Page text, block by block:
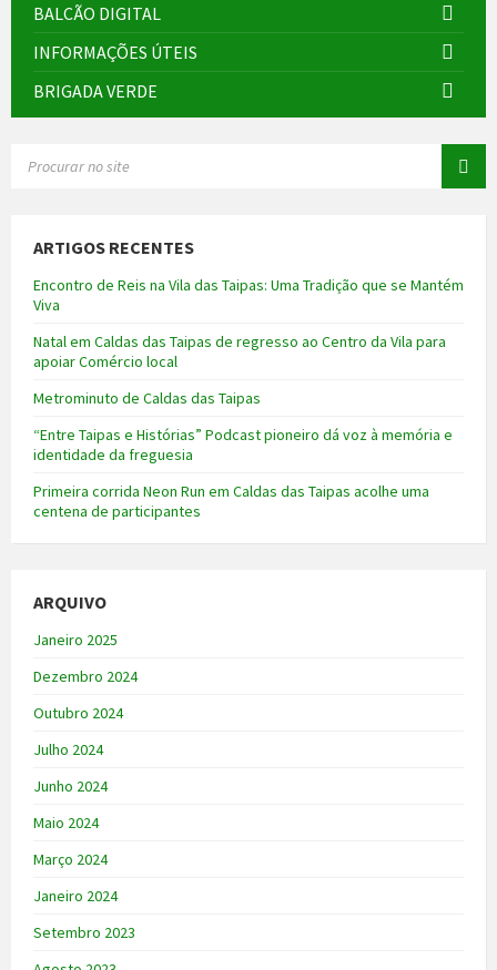
BALCÃO DIGITAL
INFORMAÇÕES ÚTEIS
BRIGADA VERDE
ARTIGOS RECENTES
Encontro de Reis na Vila das Taipas: Uma Tradição que se Mantém
Viva
Natal em Caldas das Taipas de regresso ao Centro da Vila para
apoiar Comércio local
Metrominuto de Caldas das Taipas
“Entre Taipas e Histórias” Podcast pioneiro dá voz à memória e
identidade da freguesia
Primeira corrida Neon Run em Caldas das Taipas acolhe uma
centena de participantes
ARQUIVO
Janeiro 2025
Dezembro 2024
Outubro 2024
Julho 2024
Junho 2024
Maio 2024
Março 2024
Janeiro 2024
Setembro 2023